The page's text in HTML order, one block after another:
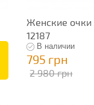
Женские очки
12187
В наличии
795 грн
2 980 грн